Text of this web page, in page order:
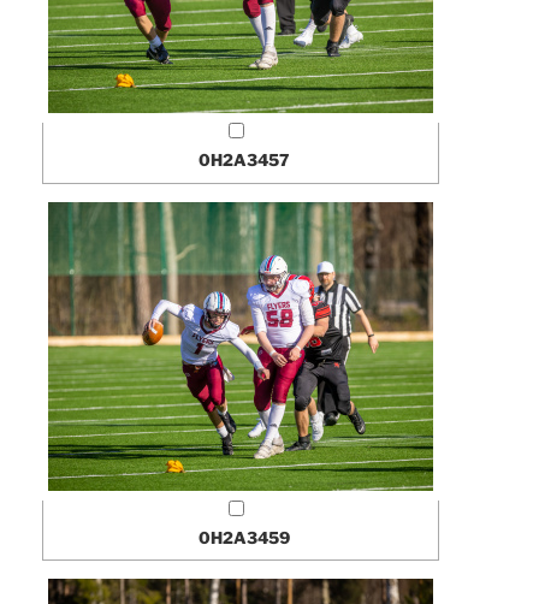
0H2A3457
0H2A3459